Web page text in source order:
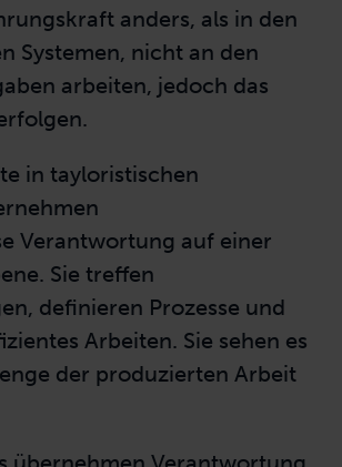
anders, als in den
Systemen, nicht an den
arbeiten, jedoch das
in tayloristischen
Verantwortung auf einer
Sie treffen
definieren Prozesse und
Arbeiten. Sie sehen es
der produzierten Arbeit